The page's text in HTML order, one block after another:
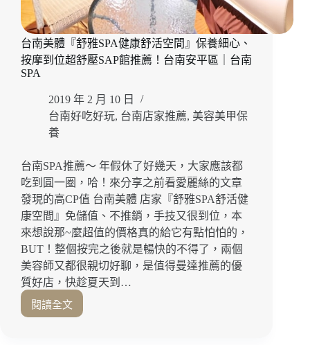
園
夜
市
台
容
SPA
推
台
南
做
臉
｜
台
南
美
體
台南美體『舒雅SPA健康舒活空間』保養細心、
按摩到位超舒壓SAP館推薦！台南安平區｜台南
SPA
2019 年 2 月 10 日
台南好吃好玩, 台南店家推薦, 美容美甲保
養
台南SPA推薦～ 年假休了好幾天，大家應該都
吃到圓一圈，哈！來分享之前看愛麗絲的文章
發現的高CP值 台南美體 店家『舒雅SPA舒活健
康空間』免儲值、不推銷，手技又很到位，本
來想說那~麼超值的價格真的給它有點怕怕的，
BUT！整個按完之後就是暢快的不得了，兩個
美容師又都很親切好聊，是值得曼達推薦的優
質好店，快趁夏天到…
閱讀全文
台